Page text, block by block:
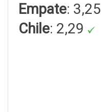
Empate: 3,25
Chile: 2,29